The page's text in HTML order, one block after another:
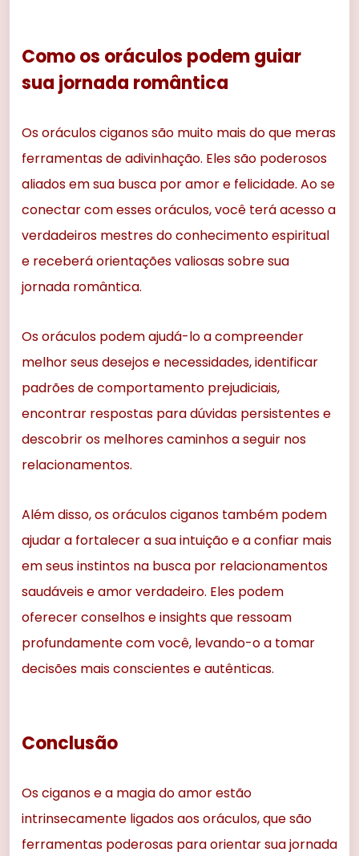
Como os oráculos podem guiar
sua jornada romântica
Os oráculos ciganos são muito mais do que meras
ferramentas de adivinhação. Eles são poderosos
aliados em sua busca por amor e felicidade. Ao se
conectar com esses oráculos, você terá acesso a
verdadeiros mestres do conhecimento espiritual
e receberá orientações valiosas sobre sua
jornada romântica.
Os oráculos podem ajudá-lo a compreender
melhor seus desejos e necessidades, identificar
padrões de comportamento prejudiciais,
encontrar respostas para dúvidas persistentes e
descobrir os melhores caminhos a seguir nos
relacionamentos.
Além disso, os oráculos ciganos também podem
ajudar a fortalecer a sua intuição e a confiar mais
em seus instintos na busca por relacionamentos
saudáveis e amor verdadeiro. Eles podem
oferecer conselhos e insights que ressoam
profundamente com você, levando-o a tomar
decisões mais conscientes e autênticas.
Conclusão
Os ciganos e a magia do amor estão
intrinsecamente ligados aos oráculos, que são
ferramentas poderosas para orientar sua jornada